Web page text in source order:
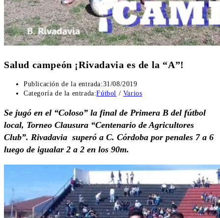
Salud campeón ¡Rivadavia es de la “A”!
Publicación de la entrada:31/08/2019
Categoría de la entrada:Fútbol / Varios
Se jugó en el “Coloso” la final de Primera B del fútbol
local, Torneo Clausura “Centenario de Agricultores
Club”. Rivadavia superó a C. Córdoba por penales 7 a 6
luego de igualar 2 a 2 en los 90m.